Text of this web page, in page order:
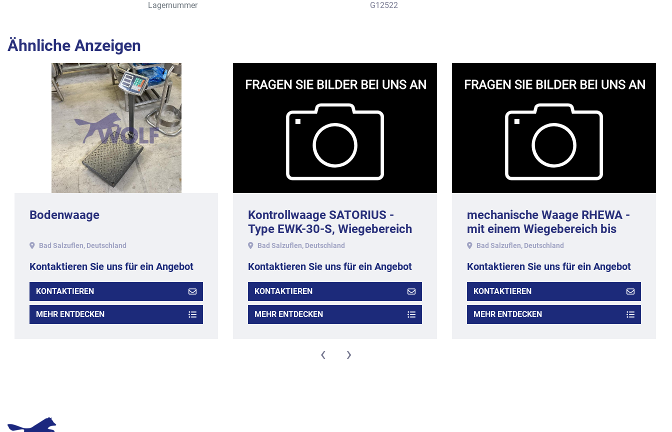
Lagernummer
G12522
Ähnliche Anzeigen
Bodenwaage
Bad Salzuflen, Deutschland
Kontaktieren Sie uns für ein Angebot
KONTAKTIEREN
MEHR ENTDECKEN
Kontrollwaage SATORIUS -
Type EWK-30-S, Wiegebereich
bis ca. 1 kg.
Bad Salzuflen, Deutschland
Kontaktieren Sie uns für ein Angebot
KONTAKTIEREN
MEHR ENTDECKEN
mechanische Waage RHEWA -
mit einem Wiegebereich bis
1.000 gr.
Bad Salzuflen, Deutschland
Kontaktieren Sie uns für ein Angebot
KONTAKTIEREN
MEHR ENTDECKEN
‹ ›